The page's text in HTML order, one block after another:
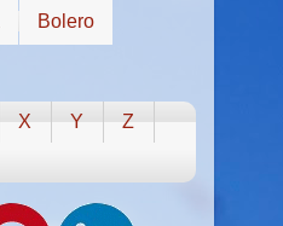
Bolero
X Y
Z